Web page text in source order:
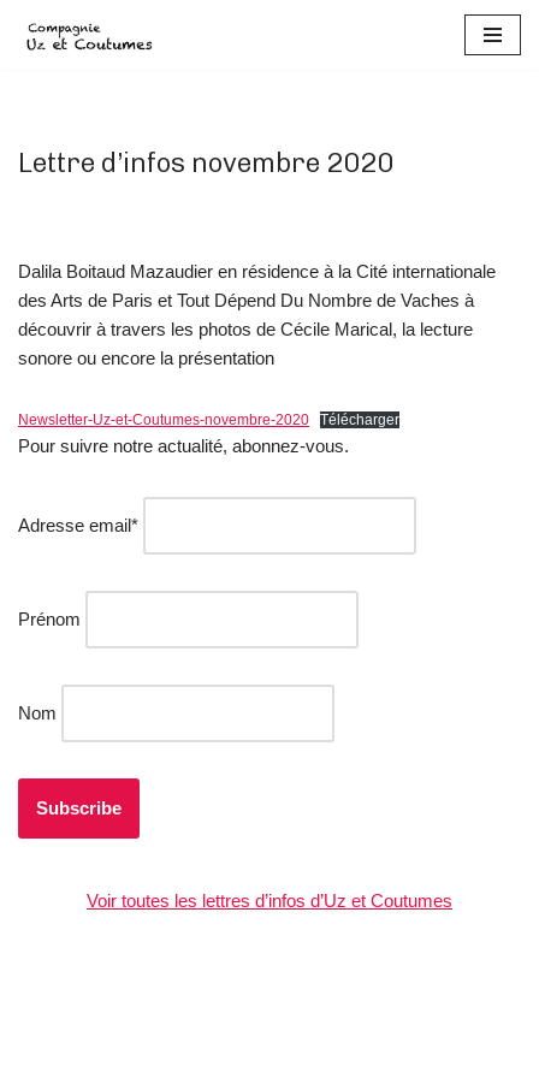
Lettre d’infos novembre 2020
Dalila Boitaud Mazaudier en résidence à la Cité internationale
des Arts de Paris et Tout Dépend Du Nombre de Vaches à
découvrir à travers les photos de Cécile Marical, la lecture
sonore ou encore la présentation
Newsletter-Uz-et-Coutumes-novembre-2020 Télécharger
Pour suivre notre actualité, abonnez-vous.
Adresse email*
Prénom
Nom
Voir toutes les lettres d’infos d’Uz et Coutumes